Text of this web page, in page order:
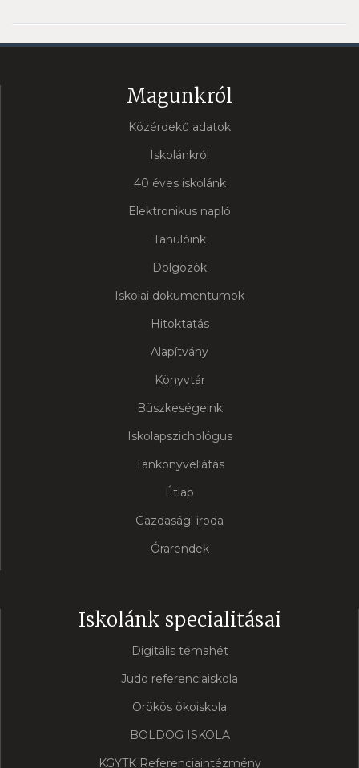
Magunkról
Közérdekű adatok
Iskolánkról
40 éves iskolánk
Elektronikus napló
Tanulóink
Dolgozók
Iskolai dokumentumok
Hitoktatás
Alapítvány
Könyvtár
Büszkeségeink
Iskolapszichológus
Tankönyvellátás
Étlap
Gazdasági iroda
Órarendek
Iskolánk specialitásai
Digitális témahét
Judo referenciaiskola
Örökös ökoiskola
BOLDOG ISKOLA
KGYTK Referenciaintézmény